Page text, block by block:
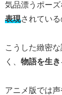
気品漂うポーズ
表現されている
こうした緻密
く、 物語を生
アニメ版では